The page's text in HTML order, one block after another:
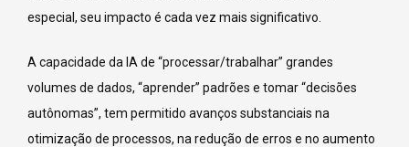
especial, seu impacto é cada vez mais significativo.
A capacidade da IA de “processar/trabalhar” grandes
volumes de dados, “aprender” padrões e tomar “decisões
autônomas”, tem permitido avanços substanciais na
otimização de processos, na redução de erros e no aumento